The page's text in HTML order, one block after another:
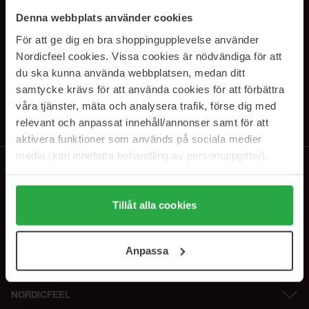
Denna webbplats använder cookies
För att ge dig en bra shoppingupplevelse använder
Nordicfeel cookies. Vissa cookies är nödvändiga för att
du ska kunna använda webbplatsen, medan ditt
samtycke krävs för att använda cookies för att förbättra
våra tjänster, mäta och analysera trafik, förse dig med
relevant och anpassat innehåll/annonser samt för att
aktivera funktioner som används på sociala medier
media (kan innefatta behandling av personuppgifter).
Genom att trycka på "Tillåt alla cookies" accepterar du
alla cookies, medan du under "Detaljer" kan anpassa
användningen av cookies. Du kan när som helst återkalla
samt vår Integritetspolicy.
Tillåt alla cookies
Anpassa
PRENUMERERA PÅ VÅRA
NYHETSBREV
E-postadress
Genom att prenumerera accepterar du vårIntegritetspolicy.
NORDICFEEL